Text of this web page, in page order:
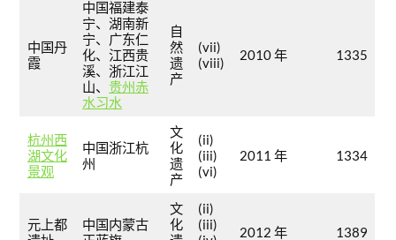
中国丹
霞
中国福建泰
宁、湖南新
宁、广东仁
化、江西贵
溪、浙江江
山、贵州赤
水习水
自
然
遗
产
(vii)
(viii)
2010 年 1335
杭州西
湖文化
景观
中国浙江杭
州
文
化
遗
产
(ii)
(iii)
(vi)
2011 年 1334
元上都
中国内蒙古
文
化
(ii)
(iii)
2012 年 1389